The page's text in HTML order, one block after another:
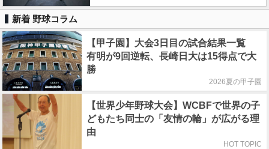
新着 野球コラム
【甲子園】大会3日目の試合結果一覧
有明が9回逆転、長崎日大は15得点で大
勝
2026夏の甲子園
【世界少年野球大会】WCBFで世界の子
どもたち同士の「友情の輪」が広がる理
由
HOT TOPIC